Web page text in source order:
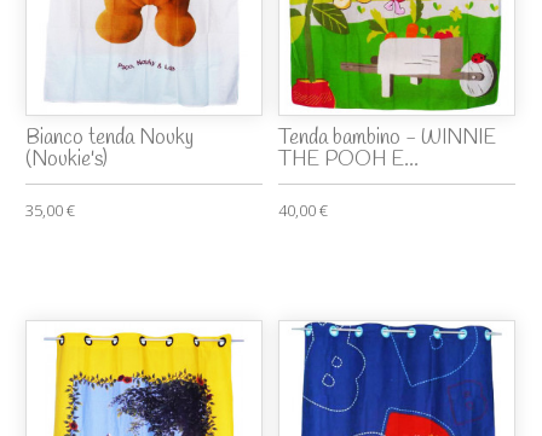
Bianco tenda Nouky
(Noukie's)
35,00 €
Tenda bambino - WINNIE
THE POOH E...
40,00 €